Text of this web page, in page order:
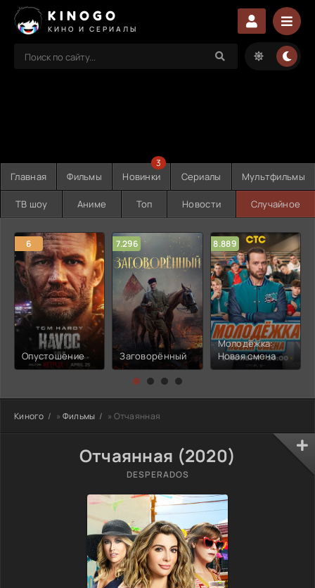
KINOGO
КИНО И СЕРИАЛЫ
Главная Фильмы Новинки
3
Сериалы Мультфильмы
ТВ шоу Аниме Топ Новости Случайное
6
Опустошение
7.296
Заговорённый
8.889
Молодёжка:
Новая смена
Киного » Фильмы » Отчаянная
Отчаянная (2020)
DESPERADOS